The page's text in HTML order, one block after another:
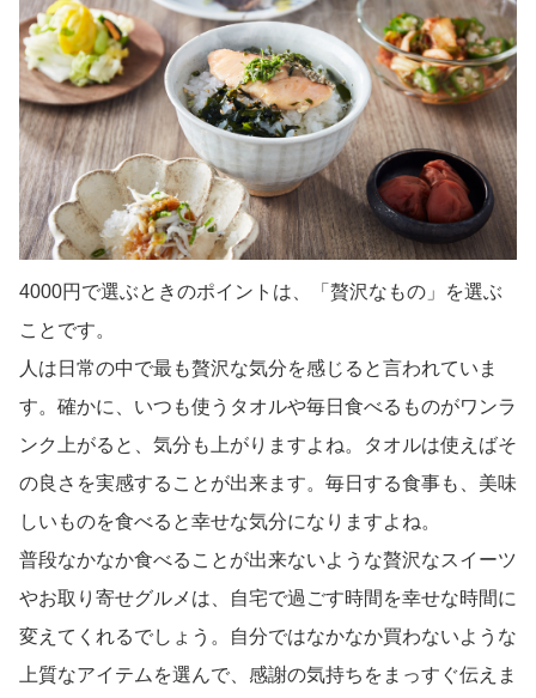
4000円で選ぶときのポイントは、「贅沢なもの」を選ぶ
ことです。
人は日常の中で最も贅沢な気分を感じると言われていま
す。確かに、いつも使うタオルや毎日食べるものがワンラ
ンク上がると、気分も上がりますよね。タオルは使えばそ
の良さを実感することが出来ます。毎日する食事も、美味
しいものを食べると幸せな気分になりますよね。
普段なかなか食べることが出来ないような贅沢なスイーツ
やお取り寄せグルメは、自宅で過ごす時間を幸せな時間に
変えてくれるでしょう。自分ではなかなか買わないような
上質なアイテムを選んで、感謝の気持ちをまっすぐ伝えま